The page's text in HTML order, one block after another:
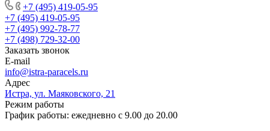
+7 (495) 419-05-95
+7 (495) 419-05-95
+7 (495) 992-78-77
+7 (498) 729-32-00
Заказать звонок
E-mail
info@istra-paracels.ru
Адрес
Истра, ул. Маяковского, 21
Режим работы
График работы: ежедневно с 9.00 до 20.00